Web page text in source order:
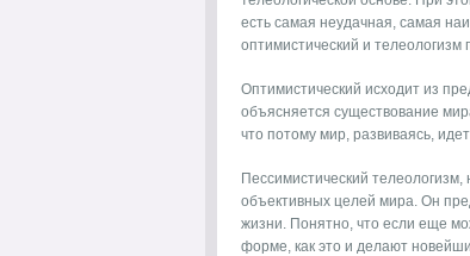
есть самая неудачная, самая
оптимистический и телеологизм
Оптимистический исходит из
объясняется существование
что потому мир, развиваясь,
Пессимистический
объективных целей мира. Он
жизни. Понятно, что если еще
форме, как это и делают